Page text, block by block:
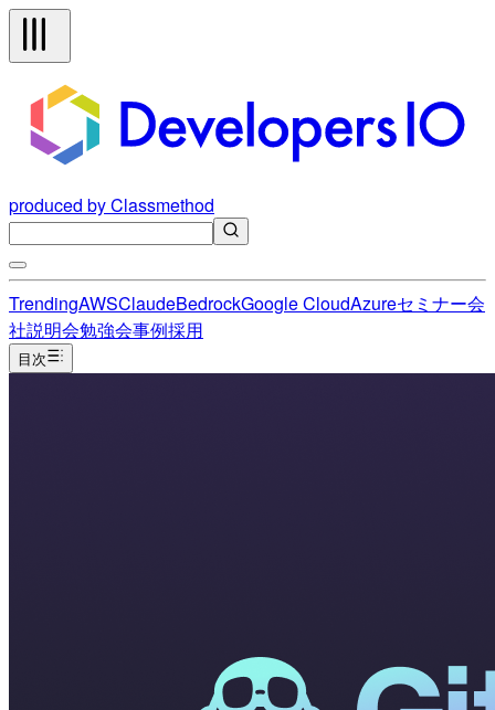
produced by Classmethod
TrendingAWSClaudeBedrockGoogle CloudAzureセミナー会
社説明会勉強会事例採用
目次